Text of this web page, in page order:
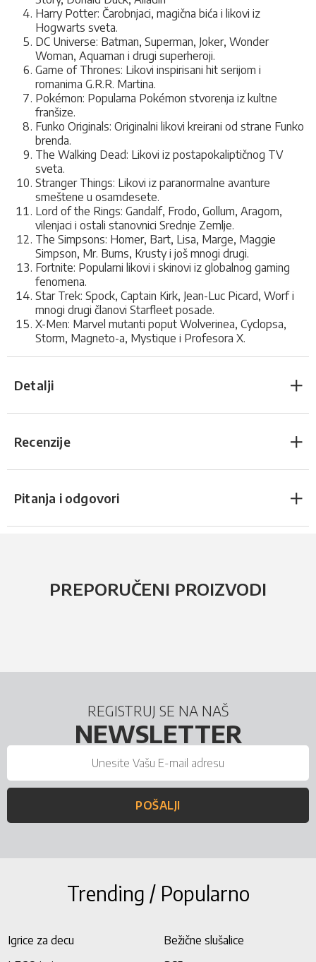
Harry Potter: Čarobnjaci, magična bića i likovi iz
Hogwarts sveta.
DC Universe: Batman, Superman, Joker, Wonder
Woman, Aquaman i drugi superheroji.
Game of Thrones: Likovi inspirisani hit serijom i
romanima G.R.R. Martina.
Pokémon: Popularna Pokémon stvorenja iz kultne
franšize.
Funko Originals: Originalni likovi kreirani od strane Funko
brenda.
The Walking Dead: Likovi iz postapokaliptičnog TV
sveta.
Stranger Things: Likovi iz paranormalne avanture
smeštene u osamdesete.
Lord of the Rings: Gandalf, Frodo, Gollum, Aragorn,
vilenjaci i ostali stanovnici Srednje Zemlje.
The Simpsons: Homer, Bart, Lisa, Marge, Maggie
Simpson, Mr. Burns, Krusty i još mnogi drugi.
Fortnite: Popularni likovi i skinovi iz globalnog gaming
fenomena.
Star Trek: Spock, Captain Kirk, Jean-Luc Picard, Worf i
mnogi drugi članovi Starfleet posade.
X-Men: Marvel mutanti poput Wolverinea, Cyclopsa,
Storm, Magneto-a, Mystique i Profesora X.
Detalji
Recenzije
Pitanja i odgovori
PREPORUČENI PROIZVODI
REGISTRUJ SE NA NAŠ
NEWSLETTER
POŠALJI
Trending / Popularno
Igrice za decu
Bežične slušalice